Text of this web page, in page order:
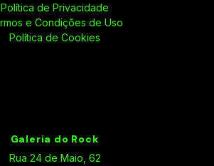
Política de Privacidade
e Condições de Uso
Política de Cookies
Galeria do Rock
Rua 24 de Maio, 62